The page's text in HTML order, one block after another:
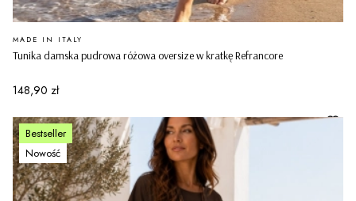
Tunika damska pudrowa różowa oversize w kratkę Refrancore
PRODUCENT
MADE IN ITALY
Cena
148,90 zł
Bestseller
Nowość